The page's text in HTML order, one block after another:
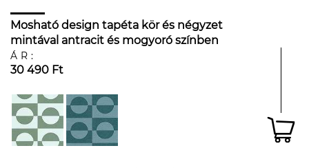
Mosható design tapéta kör és négyzet
mintával antracit és mogyoró színben
ÁR:
30 490 Ft